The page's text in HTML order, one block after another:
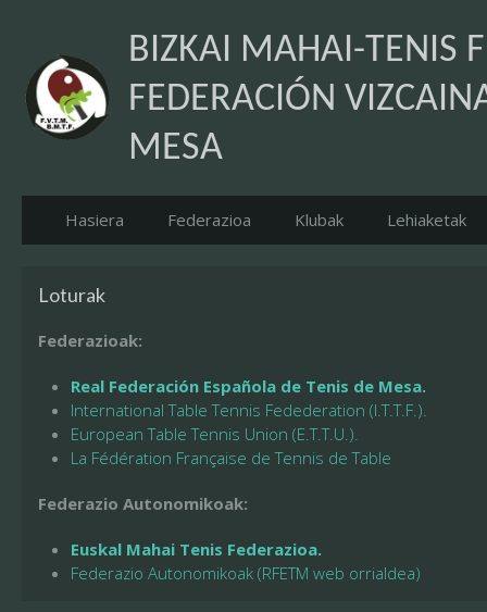
BIZKAI MAHAI-TENIS
FEDERACIÓN
MESA
Hasiera Federazioa Klubak Lehiaketak
Loturak
Federazioak:
Real Federación Española de Tenis de Mesa.
International Table Tennis Fedederation (I.T.T.F.).
European Table Tennis Union (E.T.T.U.).
La Fédération Française de Tennis de Table
Federazio Autonomikoak:
Euskal Mahai Tenis Federazioa.
Federazio Autonomikoak (RFETM web orrialdea)